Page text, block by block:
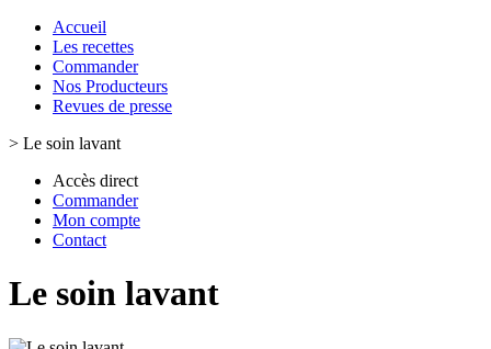
Accueil
Les recettes
Commander
Nos Producteurs
Revues de presse
> Le soin lavant
Accès direct
Commander
Mon compte
Contact
Le soin lavant